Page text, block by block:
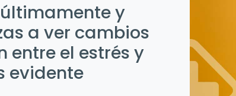
y
a ver cambios
entre el estrés y
evidente